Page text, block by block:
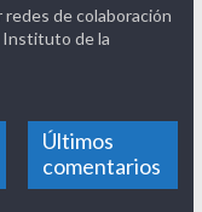
de colaboración
Instituto de la
Últimos
comentarios